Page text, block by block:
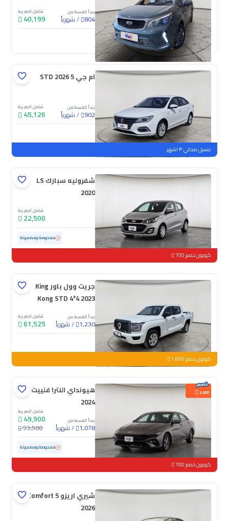
يبدأ القسط من
804
/شهرياً
شامل الضريبة
40,199
جديدة
ام جي 5 STD 2026
يبدأ القسط من
902
/شهرياً
شامل الضريبة
45,126
جديدة
غسيل مجاني ٣ اشهر
شفروليه سبارك LS
2020
شامل الضريبة
22,500
مستعملة 152,867 كم مفحوصة ومضمونة
كوبون خصم 700
جريت وول باور King
Kong STD 4*4 2023
يبدأ القسط من
1,230
/شهرياً
شامل الضريبة
61,525
جديدة
كوبون خصم 1,000
3,600
هيونداي النترا فلييت
2024
يبدأ القسط من
1,078
/شهرياً
شامل الضريبة
49,900
53,500
مستعملة 76,154 كم مفحوصة ومضمونة
كوبون خصم 700
شيري اريزو 5 Comfort
2026